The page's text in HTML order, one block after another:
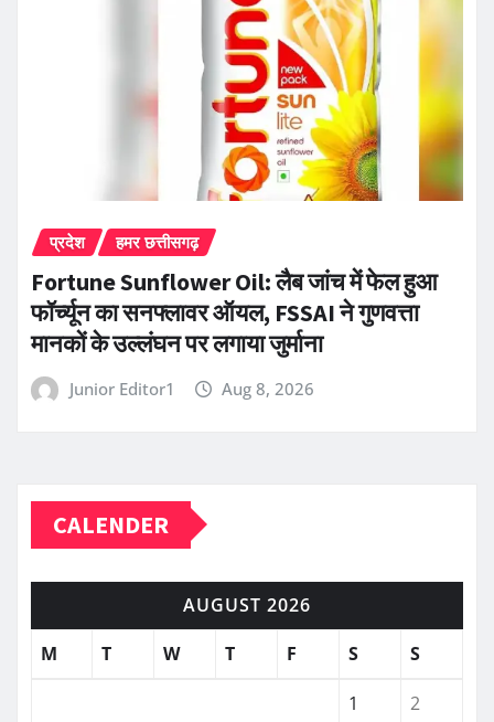
प्रदेश हमर छत्तीसगढ़
Fortune Sunflower Oil: लैब जांच में फेल हुआ
फॉर्च्यून का सनफ्लावर ऑयल, FSSAI ने गुणवत्ता
मानकों के उल्लंघन पर लगाया जुर्माना
Junior Editor1 Aug 8, 2026
CALENDER
AUGUST 2026
M
T W T F S S
1
2